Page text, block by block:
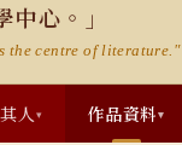
心。」
the centre of literature."
人▾ 作品資料▾